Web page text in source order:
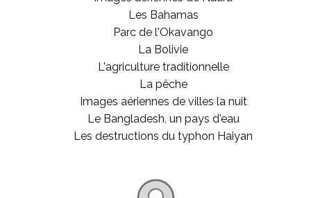
Les Bahamas
Parc de l'Okavango
La Bolivie
L'agriculture traditionnelle
La pêche
Images aériennes de villes la nuit
Le Bangladesh, un pays d'eau
Les destructions du typhon Haiyan